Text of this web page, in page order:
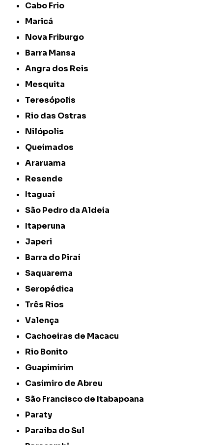
Cabo Frio
Maricá
Nova Friburgo
Barra Mansa
Angra dos Reis
Mesquita
Teresópolis
Rio das Ostras
Nilópolis
Queimados
Araruama
Resende
Itaguaí
São Pedro da Aldeia
Itaperuna
Japeri
Barra do Piraí
Saquarema
Seropédica
Três Rios
Valença
Cachoeiras de Macacu
Rio Bonito
Guapimirim
Casimiro de Abreu
São Francisco de Itabapoana
Paraty
Paraíba do Sul